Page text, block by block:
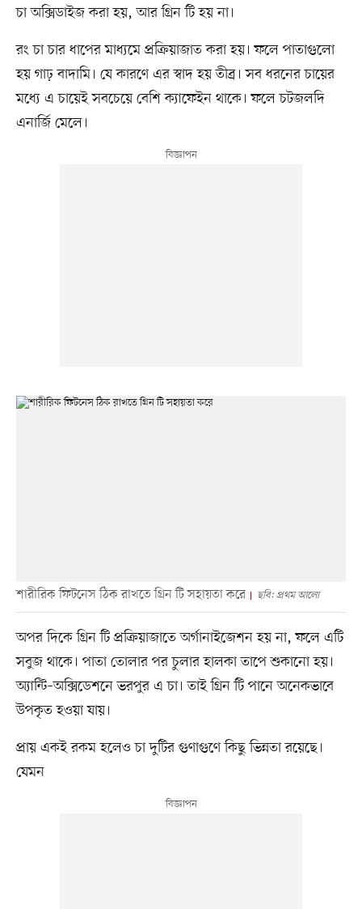
চা অক্সিডাইজ করা হয়, আর গ্রিন টি হয় না।
রং চা চার ধাপের মাধ্যমে প্রক্রিয়াজাত করা হয়। ফলে পাতাগুলো
হয় গাঢ় বাদামি। যে কারণে এর স্বাদ হয় তীব্র। সব ধরনের চায়ের
মধ্যে এ চায়েই সবচেয়ে বেশি ক্যাফেইন থাকে। ফলে চটজলদি
এনার্জি মেলে।
শারীরিক ফিটনেস ঠিক রাখতে গ্রিন টি সহায়তা করে ছবি: প্রথম আলো
অপর দিকে গ্রিন টি প্রক্রিয়াজাতে অর্গানাইজেশন হয় না, ফলে এটি
সবুজ থাকে। পাতা তোলার পর চুলার হালকা তাপে শুকানো হয়।
অ্যান্টি–অক্সিডেশনে ভরপুর এ চা। তাই গ্রিন টি পানে অনেকভাবে
উপকৃত হওয়া যায়।
প্রায় একই রকম হলেও চা দুটির গুণাগুণে কিছু ভিন্নতা রয়েছে।
যেমন